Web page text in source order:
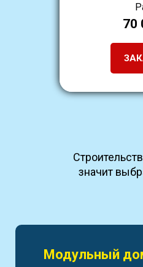
70
значит
Модульный